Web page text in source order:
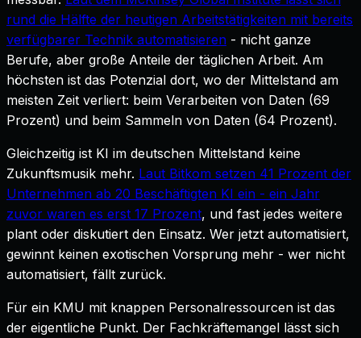
rund die Hälfte der heutigen Arbeitstätigkeiten mit bereits
verfügbarer Technik automatisieren - nicht ganze
Berufe, aber große Anteile der täglichen Arbeit. Am
höchsten ist das Potenzial dort, wo der Mittelstand am
meisten Zeit verliert: beim Verarbeiten von Daten (69
Prozent) und beim Sammeln von Daten (64 Prozent).
Gleichzeitig ist KI im deutschen Mittelstand keine
Zukunftsmusik mehr. Laut Bitkom setzen 41 Prozent der
Unternehmen ab 20 Beschäftigten KI ein - ein Jahr
zuvor waren es erst 17 Prozent, und fast jedes weitere
plant oder diskutiert den Einsatz. Wer jetzt automatisiert,
gewinnt keinen exotischen Vorsprung mehr - wer nicht
automatisiert, fällt zurück.
Für ein KMU mit knappen Personalressourcen ist das
der eigentliche Punkt. Der Fachkräftemangel lässt sich